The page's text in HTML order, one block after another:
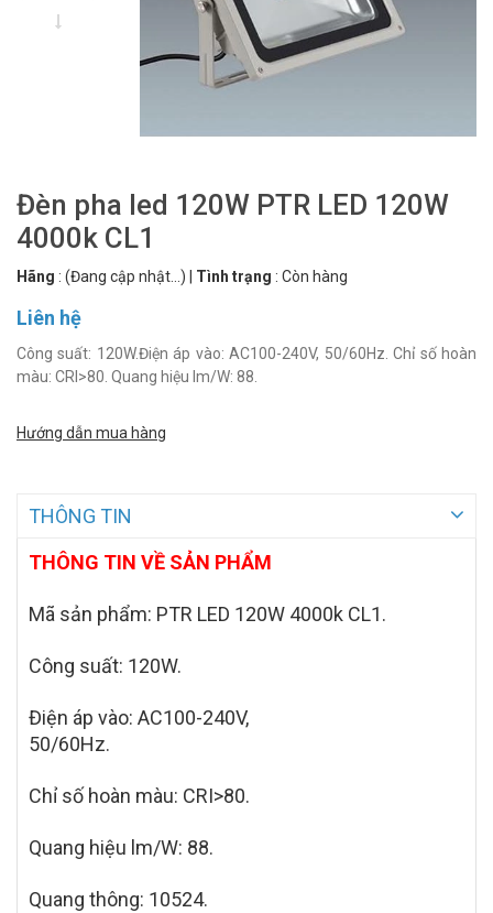
Đèn pha led 120W PTR LED 120W
4000k CL1
Hãng : (Đang cập nhật...) Tình trạng : Còn hàng
Liên hệ
Công suất: 120W.Điện áp vào: AC100-240V, 50/60Hz. Chỉ số hoàn
màu: CRI>80. Quang hiệu lm/W: 88.
Hướng dẫn mua hàng
THÔNG TIN
THÔNG TIN VỀ SẢN PHẨM
Mã sản phẩm: PTR LED 120W 4000k CL1.
Công suất: 120W.
Điện áp vào: AC100-240V,
50/60Hz.
Chỉ số hoàn màu: CRI>80.
Quang hiệu lm/W: 88.
Quang thông: 10524.